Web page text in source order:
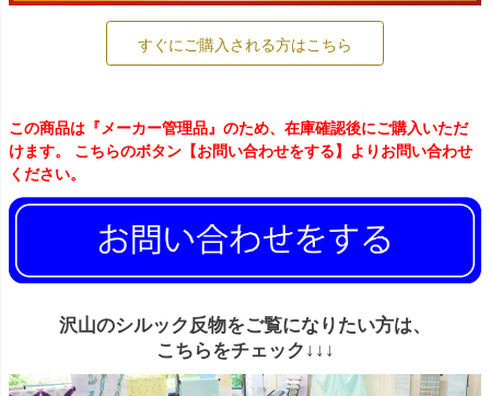
すぐにご購入される方はこちら
この商品は『メーカー管理品』のため、在庫確認後にご購入いただ
けます。 こちらのボタン【お問い合わせをする】よりお問い合わせ
ください。
沢山のシルック反物をご覧になりたい方は、
こちらをチェック↓↓↓